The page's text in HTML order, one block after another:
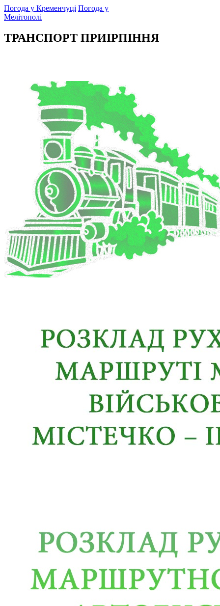
Погода у Кременчуці Погода у
Мелітополі
ТРАНСПОРТ ПРИІРПІННЯ